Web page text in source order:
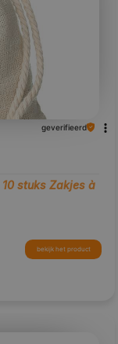
geverifieerd
10 stuks Zakjes à
bekijk het product